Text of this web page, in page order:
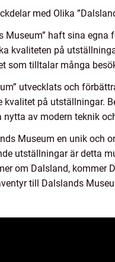
med Olika
Museum” haft sina
kvaliteten på
som tilltalar många
utvecklats och
på utställningar.
av modern teknik
Museum en unik och
utställningar är detta
om Dalsland, kommer
till Dalslands